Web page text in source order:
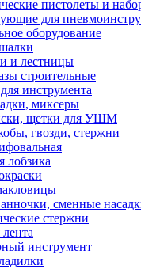
пистолеты и
для
оборудование
и лестницы
строительные
инструмента
миксеры
щетки для УШМ
гвозди, стержни
лобзика
сменные
стержни
инструмент